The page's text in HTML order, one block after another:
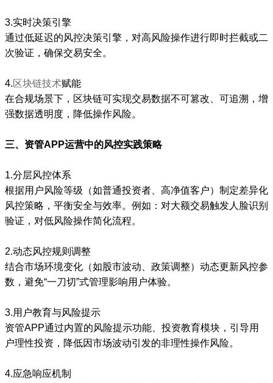
3.实时决策引擎
通过低延迟的风控决策引擎，对高风险操作进行即时拦截或二
次验证，确保交易安全。
4.区块链技术赋能
在合规场景下，区块链可实现交易数据不可篡改、可追溯，增
强数据透明度，降低操作风险。
三、资管APP运营中的风控实践策略
1.分层风控体系
根据用户风险等级（如普通投资者、高净值客户）制定差异化
风控策略，平衡安全与效率。例如：对大额交易触发人脸识别
验证，对低风险操作简化流程。
2.动态风控规则调整
结合市场环境变化（如股市波动、政策调整）动态更新风控参
数，避免“一刀切”式管理影响用户体验。
3.用户教育与风险提示
资管APP通过内置的风险提示功能、投资教育模块，引导用
户理性投资，降低因市场波动引发的非理性操作风险。
4.应急响应机制